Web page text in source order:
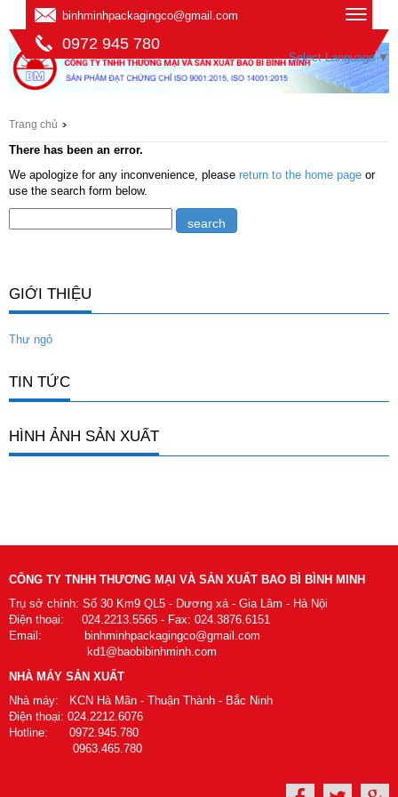
binhminhpackagingco@gmail.com
0972 945 780
Select Language ▼
Trang chủ
There has been an error.
We apologize for any inconvenience, please return to the home page or
use the search form below.
GIỚI THIỆU
Thư ngỏ
TIN TỨC
HÌNH ẢNH SẢN XUẤT
CÔNG TY TNHH THƯƠNG MẠI VÀ SẢN XUẤT BAO BÌ BÌNH MINH
Trụ sở chính: Số 30 Km9 QL5 - Dương xá - Gia Lâm - Hà Nội
Điện thoại: 024.2213.5565 - Fax: 024.3876.6151
Email: binhminhpackagingco@gmail.com
kd1@baobibinhminh.com
NHÀ MÁY SẢN XUẤT
Nhà máy: KCN Hà Mãn - Thuận Thành - Bắc Ninh
Điện thoại: 024.2212.6076
Hotline: 0972.945.780
0963.465.780